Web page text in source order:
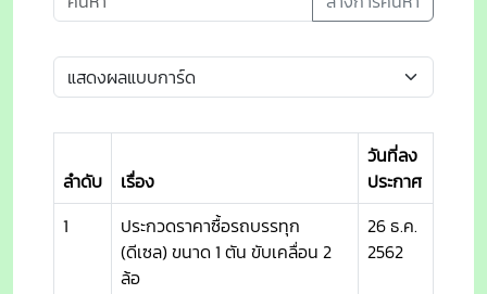
ลำดับ เรื่อง
วันที่ลง
ประกาศ
1
ประกวดราคาซื้อรถบรรทุก
(ดีเซล) ขนาด 1 ตัน ขับเคลื่อน 2
ล้อ
26 ธ.ค.
2562